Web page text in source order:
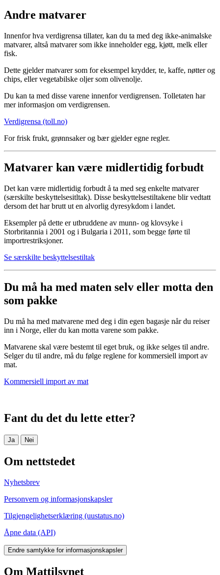
Andre matvarer
Innenfor hva verdigrensa tillater, kan du ta med deg ikke-animalske
matvarer, altså matvarer som ikke inneholder egg, kjøtt, melk eller
fisk.
Dette gjelder matvarer som for eksempel krydder, te, kaffe, nøtter og
chips, eller vegetabilske oljer som olivenolje.
Du kan ta med disse varene innenfor verdigrensen. Tolletaten har
mer informasjon om verdigrensen.
Verdigrensa (toll.no)
For frisk frukt, grønnsaker og bær gjelder egne regler.
Matvarer kan være midlertidig forbudt
Det kan være midlertidig forbudt å ta med seg enkelte matvarer
(særskilte beskyttelsesitltak). Disse beskyttelsestiltakene blir vedtatt
dersom det har brutt ut en alvorlig dyresykdom i landet.
Eksempler på dette er utbruddene av munn- og klovsyke i
Storbritannia i 2001 og i Bulgaria i 2011, som begge førte til
importrestriksjoner.
Se særskilte beskyttelsestiltak
Du må ha med maten selv eller motta den
som pakke
Du må ha med matvarene med deg i din egen bagasje når du reiser
inn i Norge, eller du kan motta varene som pakke.
Matvarene skal være bestemt til eget bruk, og ikke selges til andre.
Selger du til andre, må du følge reglene for kommersiell import av
mat.
Kommersiell import av mat
Fant du det du lette etter?
Ja Nei
Om nettstedet
Nyhetsbrev
Personvern og informasjonskapsler
Tilgjengelighetserklæring (uustatus.no)
Åpne data (API)
Endre samtykke for informasjonskapsler
Om Mattilsynet